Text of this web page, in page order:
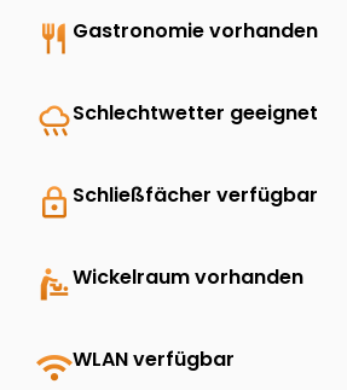
restaurant Gastronomie vorhanden
rainySchlechtwetter geeignet
lock Schließfächer verfügbar
baby_changing_stationWickelraum vorhanden
wifiWLAN verfügbar